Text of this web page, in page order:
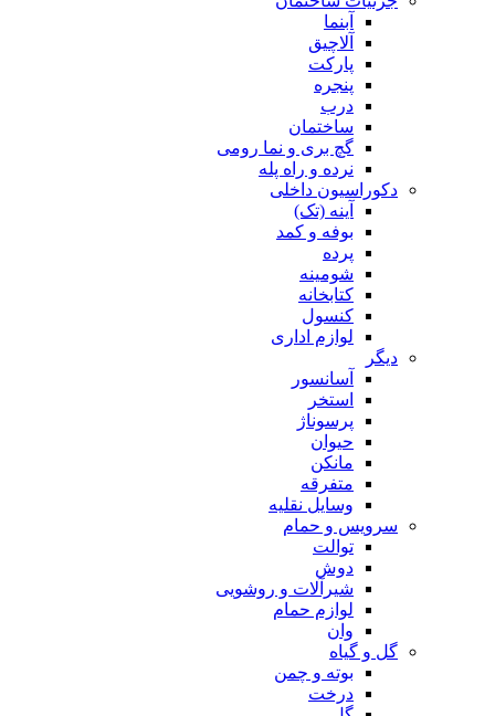
آبنما
آلاچیق
پارکت
پنجره
درب
ساختمان
گچ بری و نما رومی
نرده و راه پله
دکوراسیون داخلی
آینه (تک)
بوفه و کمد
پرده
شومینه
کتابخانه
کنسول
لوازم اداری
دیگر
آسانسور
استخر
پرسوناژ
حیوان
مانکن
متفرقه
وسایل نقلیه
سرویس و حمام
توالت
دوش
شیرآلات و روشویی
لوازم حمام
وان
گل و گیاه
بوته و چمن
درخت